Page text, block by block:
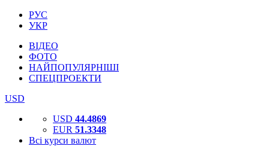
РУС
УКР
ВІДЕО
ФОТО
НАЙПОПУЛЯРНІШІ
СПЕЦПРОЕКТИ
USD
USD 44.4869
EUR 51.3348
Всі курси валют